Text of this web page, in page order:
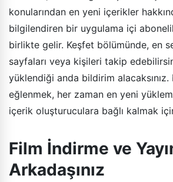
konularından en yeni içerikler
bilgilendiren bir uygulama içi
birlikte gelir. Keşfet bölümünde, en
sayfaları veya kişileri takip
yüklendiği anda bildirim
eğlenmek, her zaman en yeni
içerik oluşturuculara bağlı kalmak
Film İndirme ve
Arkadaşınız